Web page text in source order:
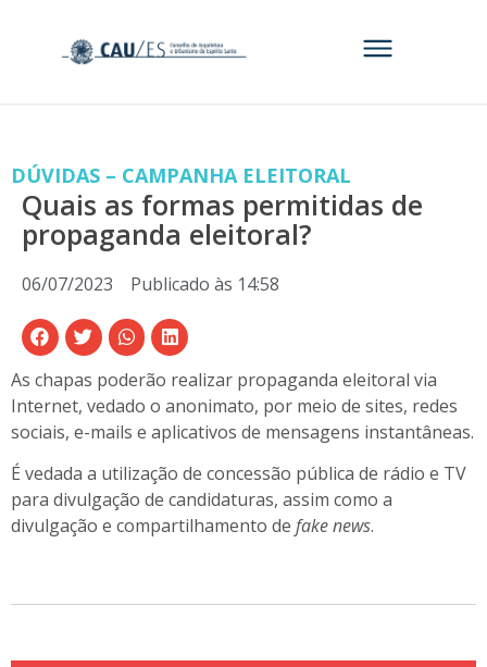
DÚVIDAS – CAMPANHA ELEITORAL
Quais as formas permitidas de
propaganda eleitoral?
06/07/2023 Publicado às 14:58
As chapas poderão realizar propaganda eleitoral via
Internet, vedado o anonimato, por meio de sites, redes
sociais, e-mails e aplicativos de mensagens instantâneas.
É vedada a utilização de concessão pública de rádio e TV
para divulgação de candidaturas, assim como a
divulgação e compartilhamento de fake news.